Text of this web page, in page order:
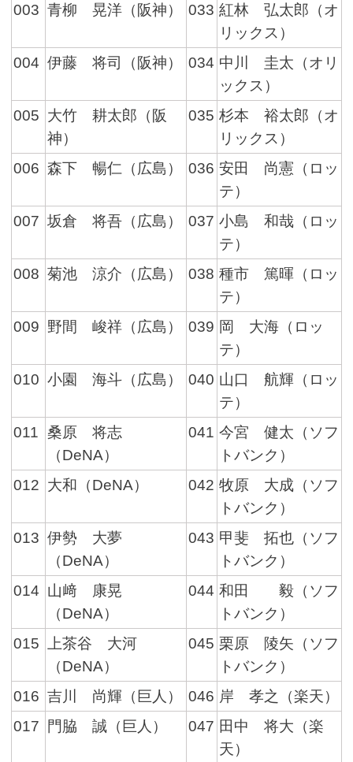
003 青柳 晃洋（阪神） 033 紅林 弘太郎（オ
リックス）
004 伊藤 将司（阪神） 034 中川 圭太（オリ
ックス）
005 大竹 耕太郎（阪
神）
035 杉本 裕太郎（オ
リックス）
006 森下 暢仁（広島） 036 安田 尚憲（ロッ
テ）
007 坂倉 将吾（広島） 037 小島 和哉（ロッ
テ）
008 菊池 涼介（広島） 038 種市 篤暉（ロッ
テ）
009 野間 峻祥（広島） 039 岡 大海（ロッ
テ）
010 小園 海斗（広島） 040 山口 航輝（ロッ
テ）
011 桑原 将志
（DeNA）
041 今宮 健太（ソフ
トバンク）
012 大和（DeNA） 042 牧原 大成（ソフ
トバンク）
013 伊勢 大夢
（DeNA）
043 甲斐 拓也（ソフ
トバンク）
014 山﨑 康晃
（DeNA）
044 和田 毅（ソフ
トバンク）
015
上茶谷 大河
（DeNA）
045 栗原 陵矢（ソフ
トバンク）
016 吉川 尚輝（巨人） 046 岸 孝之（楽天）
017
門脇 誠（巨人） 047 田中 将大（楽
天）